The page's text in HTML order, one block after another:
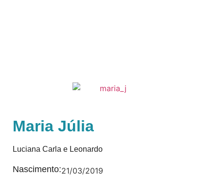
Maria Júlia
Luciana Carla e Leonardo
Nascimento:21/03/2019